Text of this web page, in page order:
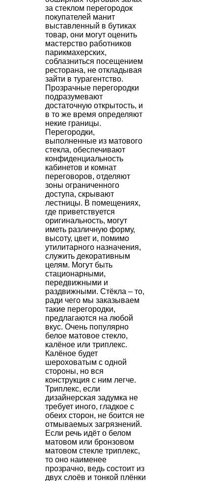
за стеклом перегородок
покупателей манит
выставленный в бутиках
товар, они могут оценить
мастерство работников
парикмахерских,
соблазниться посещением
ресторана, не откладывая
зайти в турагентство.
Прозрачные перегородки
подразумевают
достаточную открытость, и
в то же время определяют
некие границы.
Перегородки,
выполненные из матового
стекла, обеспечивают
конфиденциальность
кабинетов и комнат
переговоров, отделяют
зоны ограниченного
доступа, скрывают
лестницы. В помещениях,
где приветствуется
оригинальность, могут
иметь различную форму,
высоту, цвет и, помимо
утилитарного назначения,
служить декоративным
целям. Могут быть
стационарными,
передвижными и
раздвижными. Стёкла – то,
ради чего мы заказываем
такие перегородки,
предлагаются на любой
вкус. Очень популярно
белое матовое стекло,
калёное или триплекс.
Калёное будет
шероховатым с одной
стороны, но вся
конструкция с ним легче.
Триплекс, если
дизайнерская задумка не
требует иного, гладкое с
обеих сторон, не боится не
отмываемых загрязнений.
Если речь идёт о белом
матовом или бронзовом
матовом стекле триплекс,
то оно наименее
прозрачно, ведь состоит из
двух слоёв и тонкой плёнки